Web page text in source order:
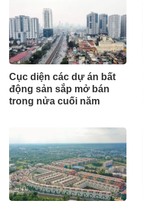
Cục diện các dự án bất
động sản sắp mở bán
trong nửa cuối năm